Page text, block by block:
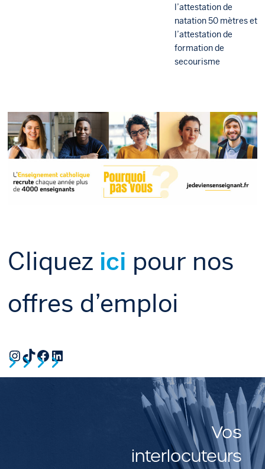
l’attestation de
natation 50 mètres et
l’attestation de
formation de
secourisme
Cliquez ici pour nos
offres d’emploi
Instagram
TikTok
Facebook
LinkedIn
Vos
interlocuteurs